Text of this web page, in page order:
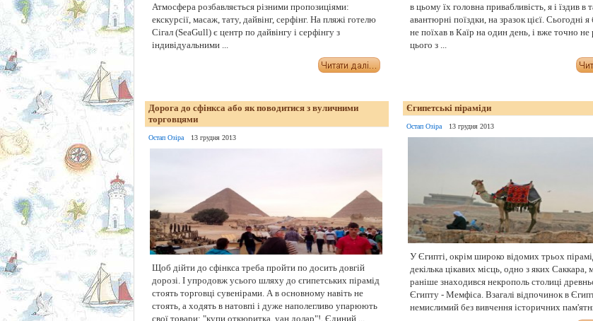
Атмосфера розбавляється різними пропозиціями:
екскурсії, масаж, тату, дайвінг, серфінг. На пляжі готелю
Сігал (SeaGull) є центр по дайвінгу і серфінгу з
індивідуальними ...
в цьому їх головна привабливість, я і їздив в
авантюрні поїздки, на зразок цієї. Сьогодні я
не поїхав в Каїр на один день, і вже точно
цього з ...
Дорога до сфінкса або як поводитися з вуличними
торговцями
Остап Озіра 13 грудня 2013
Щоб дійти до сфінкса треба пройти по досить довгій
дорозі. І упродовж усього шляху до єгипетських пірамід
стоять торговці сувенірами. А в основному навіть не
стоять, а ходять в натовпі і дуже наполегливо упарюють
свої товари: "купи откюритка, уан долар"!. Єдиний ...
Єгипетські піраміди
Остап Озіра 13 грудня 2013
У Єгипті, окрім широко відомих трьох
декілька цікавих місць, одно з яких Саккара,
раніше знаходився некрополь столиці
Єгипту - Мемфіса. Взагалі відпочинок в
немислимий без вивчення історичних